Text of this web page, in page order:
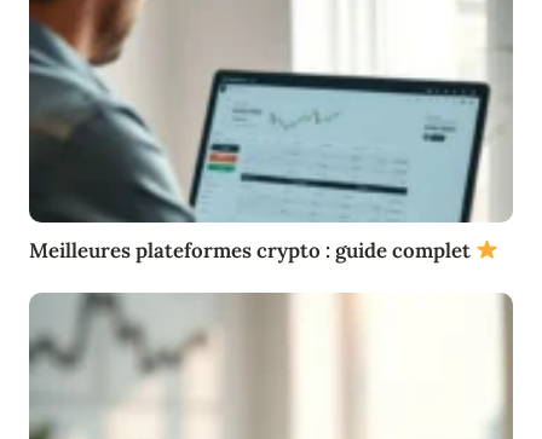
Meilleures plateformes crypto : guide complet